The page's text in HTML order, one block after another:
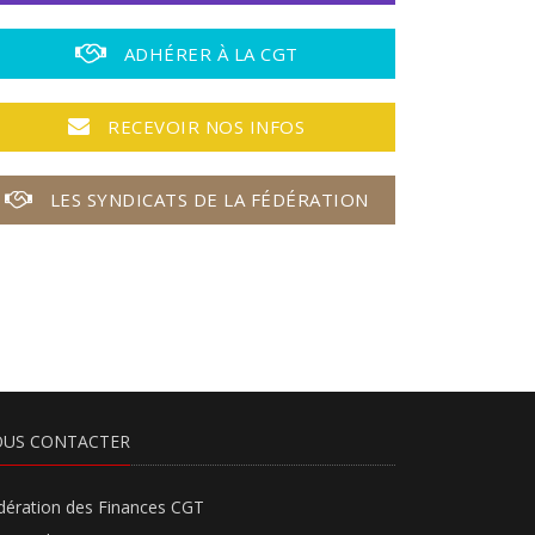
ADHÉRER À LA CGT
RECEVOIR NOS INFOS
LES SYNDICATS DE LA FÉDÉRATION
CONTACTER
des Finances CGT